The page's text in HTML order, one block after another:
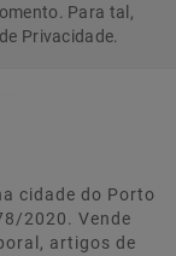
Para tal,
Privacidade.
cidade do Porto
2020. Vende
artigos de